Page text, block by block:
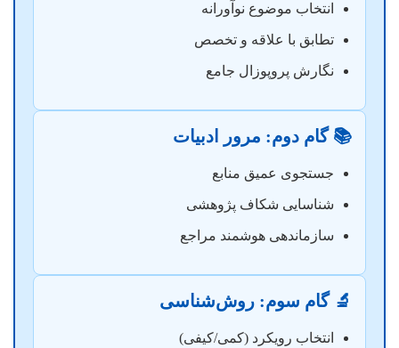
انتخاب موضوع نوآورانه
تطابق با علاقه و تخصص
نگارش پروپوزال جامع
📚 گام دوم: مرور ادبیات
جستجوی عمیق منابع
شناسایی شکاف پژوهشی
سازماندهی هوشمند مراجع
🔬 گام سوم: روش‌شناسی
انتخاب رویکرد (کمی/کیفی)